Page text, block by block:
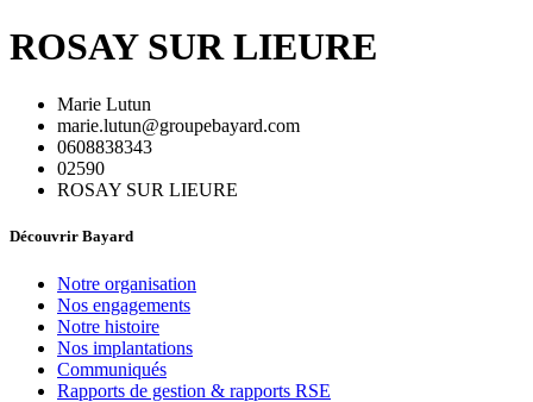
ROSAY SUR LIEURE
Marie Lutun
marie.lutun@groupebayard.com
0608838343
02590
ROSAY SUR LIEURE
Découvrir Bayard
Notre organisation
Nos engagements
Notre histoire
Nos implantations
Communiqués
Rapports de gestion & rapports RSE